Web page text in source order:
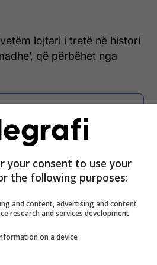
lojtari i tretë në histori
që përbëhet nga
ka arritur
me yllin e Barcelonës
Miguel Soler dhe Bernd
ndeshje për ekipin e parë,
Fiorentina dhe Chelsea.
your consent to use your
the following purposes:
and content, advertising and content
research and services development
on a device